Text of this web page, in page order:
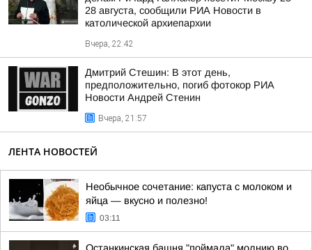
28 августа, сообщили РИА Новости в
католической архиепархии
Вчера, 22:42
Дмитрий Стешин: В этот день,
предположительно, погиб фотокор РИА
Новости Андрей Стенин
Вчера, 21:57
ЛЕНТА НОВОСТЕЙ
Необычное сочетание: капуста с молоком и
яйца — вкусно и полезно!
03:11